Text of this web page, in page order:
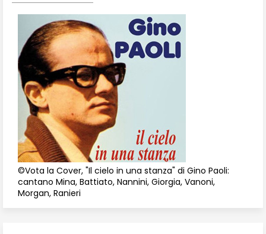
©Vota la Cover, "Il cielo in una stanza" di Gino Paoli:
cantano Mina, Battiato, Nannini, Giorgia, Vanoni,
Morgan, Ranieri